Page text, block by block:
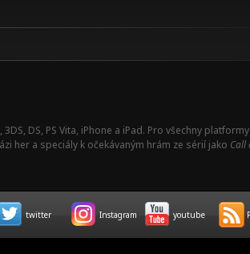
DS, PS Vita, iPhone a iPad. Pro všechny
her a speciály k očekávaným hrám ze sérií jako Call
twitter Instagram youtube